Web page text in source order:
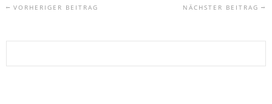
VORHERIGER BEITRAG NÄCHSTER BEITRAG